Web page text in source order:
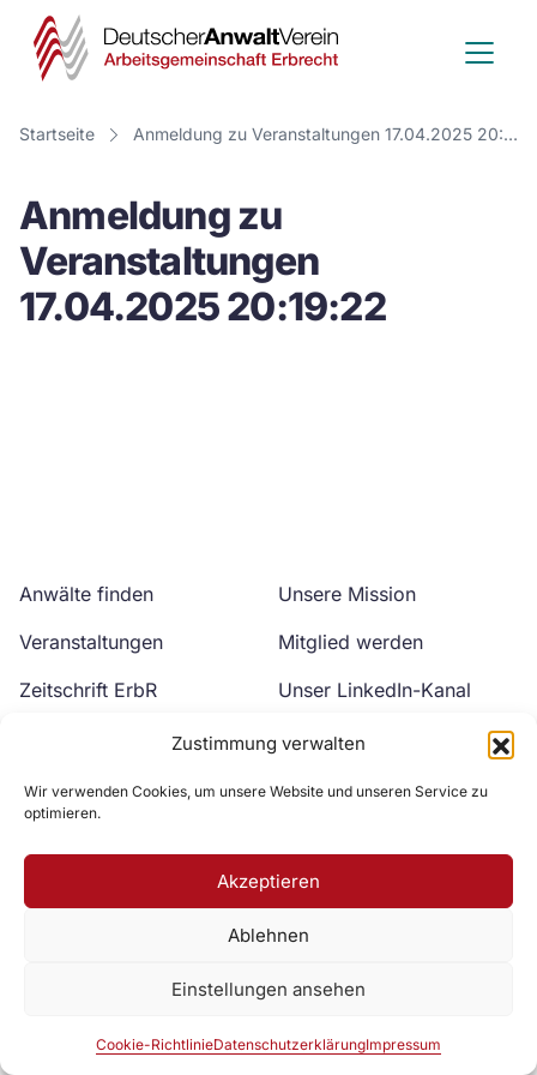
Zustimmung verwalten
Wir verwenden Cookies, um unsere Website und unseren Service zu
optimieren.
Akzeptieren
Ablehnen
Einstellungen ansehen
Cookie-RichtlinieDatenschutzerklärungImpressum
Deutscher
Anwalt
Verein
Startseite Anmeldung zu Veranstaltungen 17.04.2025 20:19:22
Anmeldung zu
Veranstaltungen
17.04.2025 20:19:22
Anwälte finden
Veranstaltungen
Zeitschrift ErbR
Unsere Mission
Mitglied werden
Unser LinkedIn-Kanal
Unser YouTube-Kanal
Zur DAV Webseite